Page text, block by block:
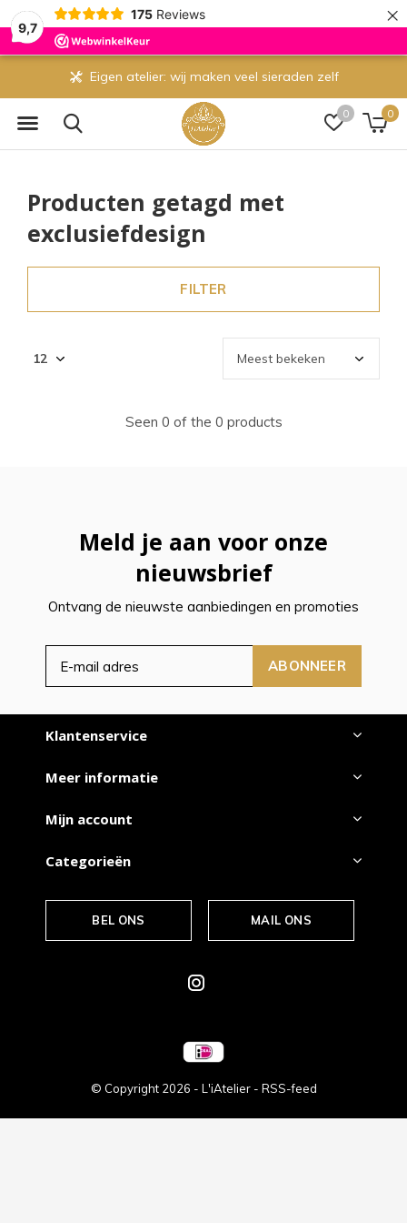
9,7
175 Reviews ×
0 0
Eigen atelier: wij maken veel sieraden zelf
Producten getagd met
exclusiefdesign
FILTER
Seen 0 of the 0 products
Meld je aan voor onze
nieuwsbrief
Ontvang de nieuwste aanbiedingen en promoties
ABONNEER
Klantenservice
Meer informatie
Mijn account
Categorieën
BEL ONS MAIL ONS
© Copyright 2026 - L'iAtelier - RSS-feed